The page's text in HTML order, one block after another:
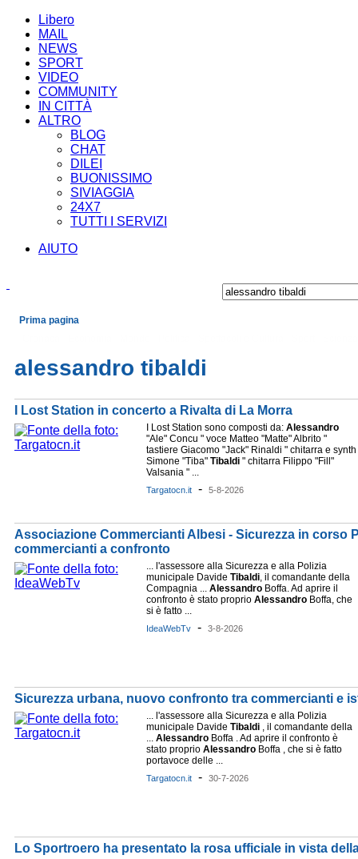
Libero
MAIL
NEWS
SPORT
VIDEO
COMMUNITY
IN CITTÀ
ALTRO
BLOG
CHAT
DILEI
BUONISSIMO
SIVIAGGIA
24X7
TUTTI I SERVIZI
AIUTO
Prima pagina
alessandro tibaldi
I Lost Station in concerto a Rivalta di La Morra
I Lost Station sono composti da: Alessandro
"Ale" Concu " voce Matteo "Matte" Albrito "
tastiere Giacomo "Jack" Rinaldi " chitarra e synth
Simone "Tiba" Tibaldi " chitarra Filippo "Fill"
Valsania " ...
Targatocn.it - 5-8-2026
Associazione Commercianti Albesi - Sicurezza in corso
commercianti a confronto
... l'assessore alla Sicurezza e alla Polizia
municipale Davide Tibaldi, il comandante della
Compagnia ... Alessandro Boffa. Ad aprire il
confronto è stato proprio Alessandro Boffa, che
si è fatto ...
IdeaWebTv - 3-8-2026
Sicurezza urbana, nuovo confronto tra commercianti e
... l'assessore alla Sicurezza e alla Polizia
municipale Davide Tibaldi , il comandante della
... Alessandro Boffa . Ad aprire il confronto è
stato proprio Alessandro Boffa , che si è fatto
portavoce delle ...
Targatocn.it - 30-7-2026
Lo Sportroero ha presentato la rosa ufficiale in vista